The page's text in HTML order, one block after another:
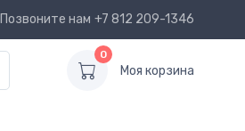
Позвоните нам +7 812 209-1346
0
Моя корзина